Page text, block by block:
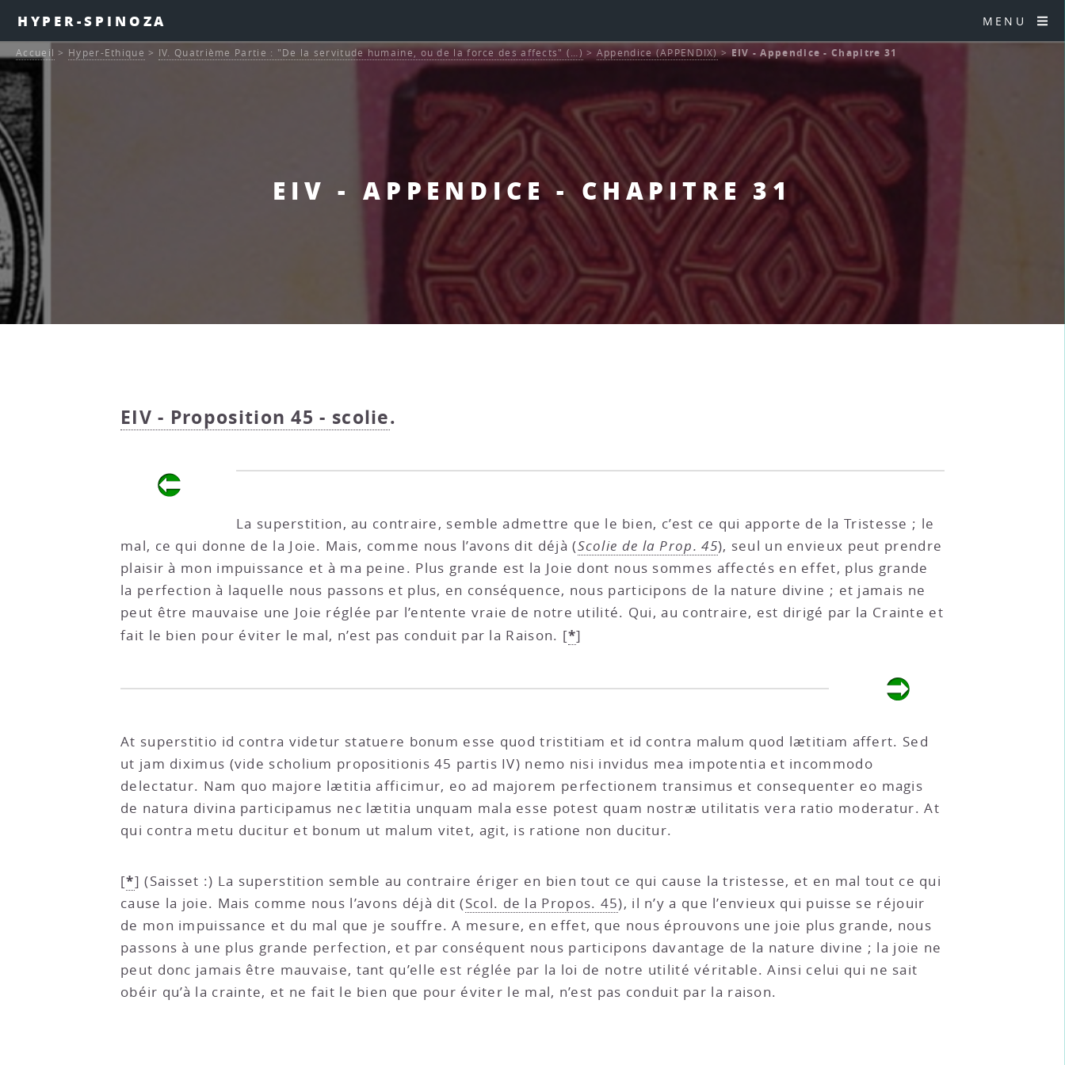
HYPER-SPINOZA MENU
EIV - APPENDICE - CHAPITRE 31
Accueil > Hyper-Ethique > IV. Quatrième Partie : "De la servitude humaine, ou de la force des affects" (…) > Appendice (APPENDIX) > EIV - Appendice - Chapitre 31
EIV - Proposition 45 - scolie.
La superstition, au contraire, semble admettre que le bien, c’est ce qui apporte de la Tristesse ; le
mal, ce qui donne de la Joie. Mais, comme nous l’avons dit déjà (Scolie de la Prop. 45), seul un envieux peut prendre
plaisir à mon impuissance et à ma peine. Plus grande est la Joie dont nous sommes affectés en effet, plus grande
la perfection à laquelle nous passons et plus, en conséquence, nous participons de la nature divine ; et jamais ne
peut être mauvaise une Joie réglée par l’entente vraie de notre utilité. Qui, au contraire, est dirigé par la Crainte et
fait le bien pour éviter le mal, n’est pas conduit par la Raison. [*]
At superstitio id contra videtur statuere bonum esse quod tristitiam et id contra malum quod lætitiam affert. Sed
ut jam diximus (vide scholium propositionis 45 partis IV) nemo nisi invidus mea impotentia et incommodo
delectatur. Nam quo majore lætitia afficimur, eo ad majorem perfectionem transimus et consequenter eo magis
de natura divina participamus nec lætitia unquam mala esse potest quam nostræ utilitatis vera ratio moderatur. At
qui contra metu ducitur et bonum ut malum vitet, agit, is ratione non ducitur.
[*](Saisset :) La superstition semble au contraire ériger en bien tout ce qui cause la tristesse, et en mal tout ce qui
cause la joie. Mais comme nous l’avons déjà dit (Scol. de la Propos. 45), il n’y a que l’envieux qui puisse se réjouir
de mon impuissance et du mal que je souffre. A mesure, en effet, que nous éprouvons une joie plus grande, nous
passons à une plus grande perfection, et par conséquent nous participons davantage de la nature divine ; la joie ne
peut donc jamais être mauvaise, tant qu’elle est réglée par la loi de notre utilité véritable. Ainsi celui qui ne sait
obéir qu’à la crainte, et ne fait le bien que pour éviter le mal, n’est pas conduit par la raison.